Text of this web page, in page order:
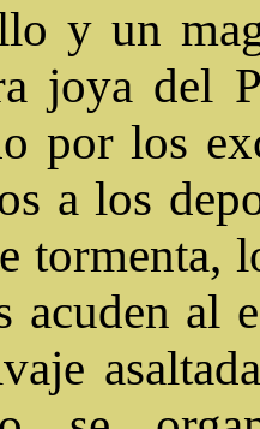
y un
joya del
por los
a los
tormenta,
acuden al